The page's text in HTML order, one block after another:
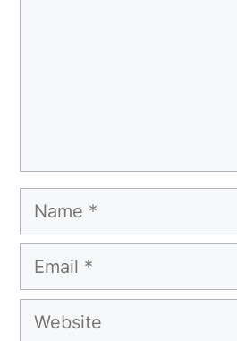
Name
Email
Website